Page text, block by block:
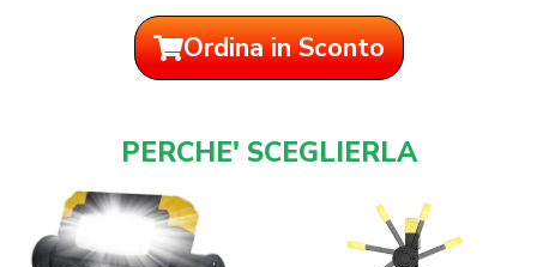
Ordina in Sconto
PERCHE' SCEGLIERLA